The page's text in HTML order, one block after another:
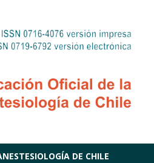
DE CHILE